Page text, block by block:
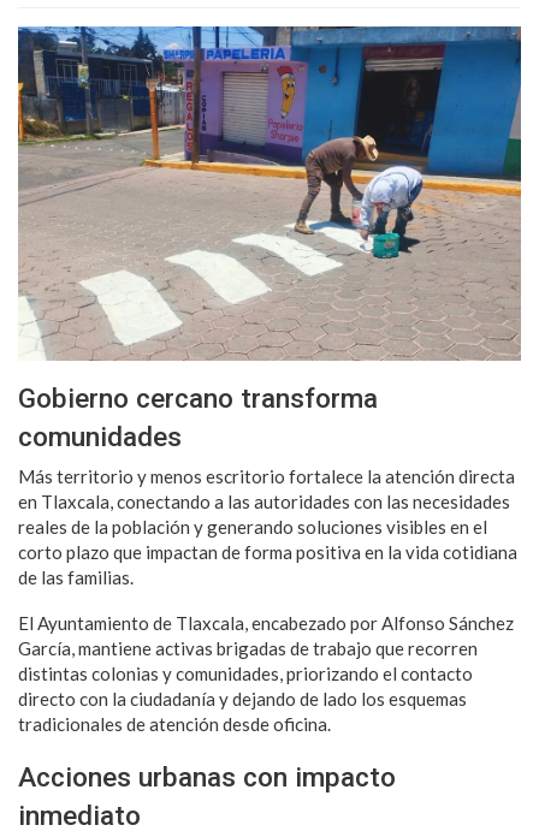
Gobierno cercano transforma
comunidades
Más territorio y menos escritorio fortalece la atención directa
en Tlaxcala, conectando a las autoridades con las necesidades
reales de la población y generando soluciones visibles en el
corto plazo que impactan de forma positiva en la vida cotidiana
de las familias.
El Ayuntamiento de Tlaxcala, encabezado por Alfonso Sánchez
García, mantiene activas brigadas de trabajo que recorren
distintas colonias y comunidades, priorizando el contacto
directo con la ciudadanía y dejando de lado los esquemas
tradicionales de atención desde oficina.
Acciones urbanas con impacto
inmediato